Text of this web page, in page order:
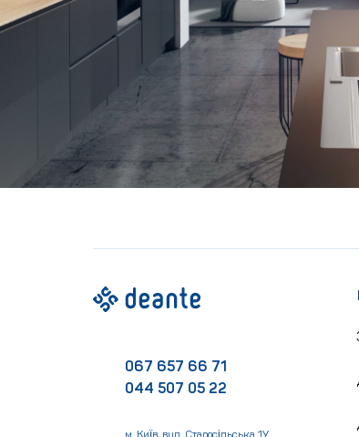
067 657 66 71
044 507 05 22
м. Київ, вул. Старосільська 1У